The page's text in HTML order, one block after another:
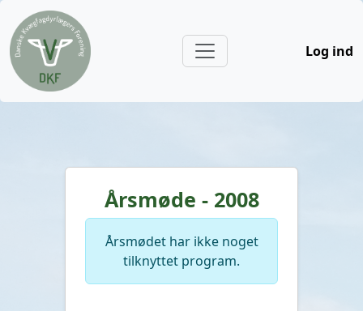
Log ind
Årsmøde - 2008
Årsmødet har ikke noget
tilknyttet program.